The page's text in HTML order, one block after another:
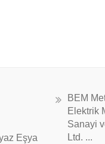
Eşya
BEM
Elektrik
Sanayi
Ltd. ...